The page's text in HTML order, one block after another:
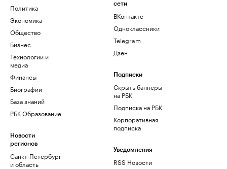
Политика
Экономика
Общество
Бизнес
Технологии и
медиа
Финансы
Биографии
База знаний
РБК Образование
Новости
регионов
Санкт-Петербург
и область
сети
ВКонтакте
Одноклассники
Telegram
Дзен
Подписки
Скрыть баннеры
на РБК
Подписка на РБК
Корпоративная
подписка
Уведомления
RSS Новости